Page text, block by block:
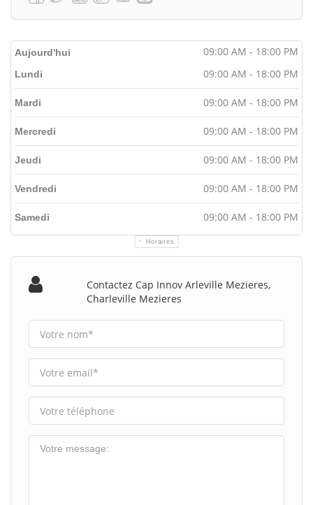
Aujourd'hui 09:00 AM - 18:00 PM
Horaires
Lundi 09:00 AM - 18:00 PM
Mardi 09:00 AM - 18:00 PM
Mercredi 09:00 AM - 18:00 PM
Jeudi 09:00 AM - 18:00 PM
Vendredi 09:00 AM - 18:00 PM
Samedi 09:00 AM - 18:00 PM
Contactez Cap Innov Arleville Mezieres,
Charleville Mezieres